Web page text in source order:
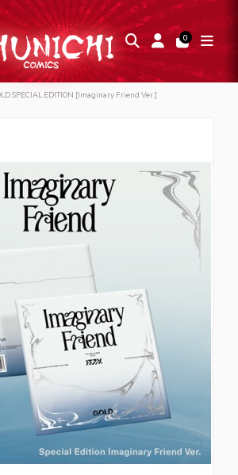
0
SPECIAL EDITION [Imaginary Friend Ver.]